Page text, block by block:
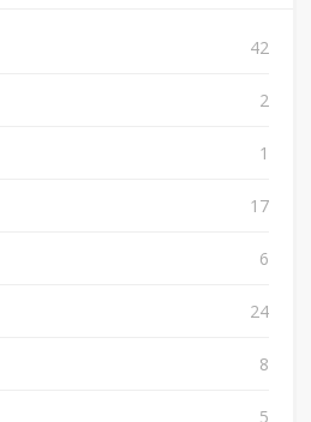
42
2
1
17
6
24
8
5